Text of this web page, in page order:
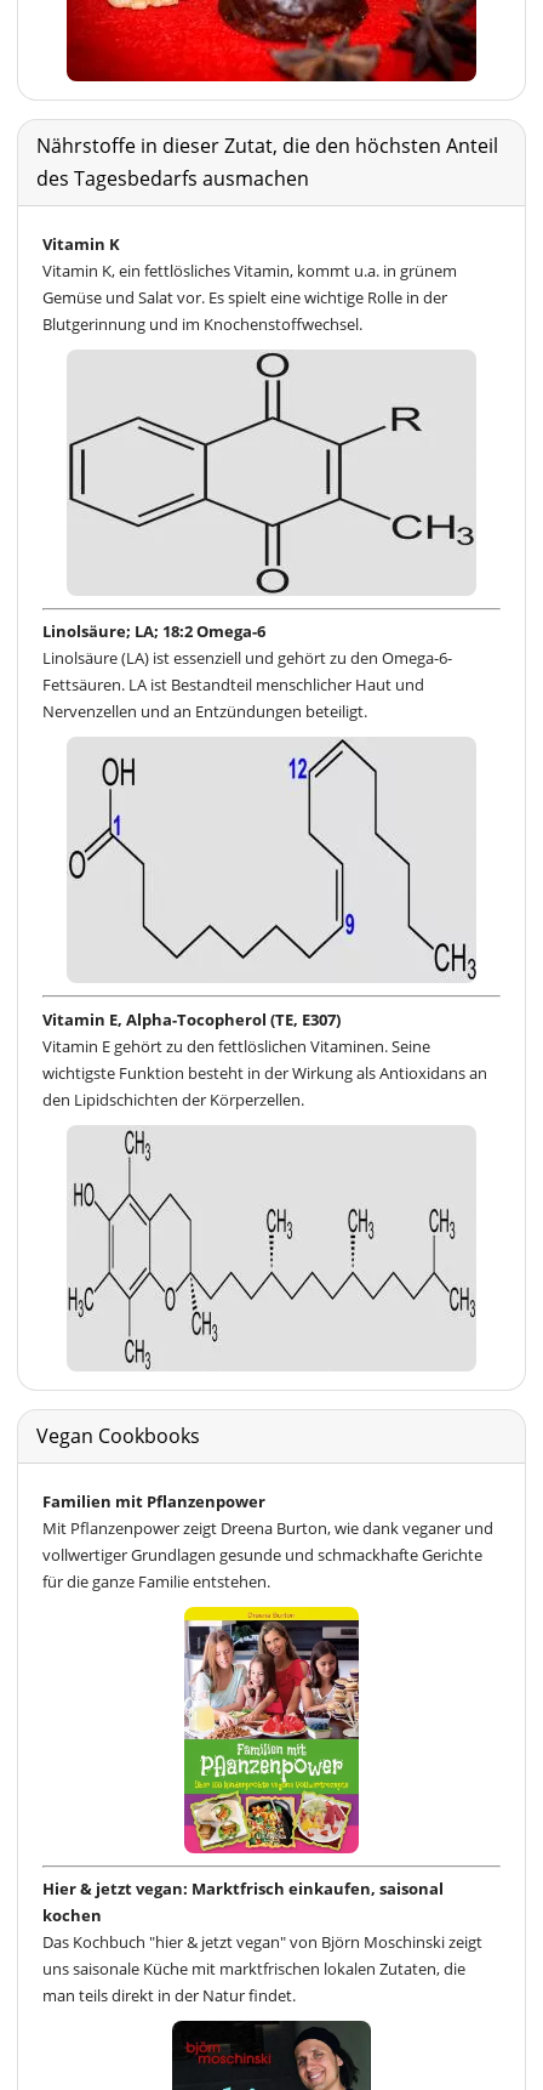
Nährstoffe in dieser Zutat, die den höchsten Anteil
des Tagesbedarfs ausmachen
Vitamin K
Vitamin K, ein fettlösliches Vitamin, kommt u.a. in grünem
Gemüse und Salat vor. Es spielt eine wichtige Rolle in der
Blutgerinnung und im Knochenstoffwechsel.
Linolsäure; LA; 18:2 Omega-6
Linolsäure (LA) ist essenziell und gehört zu den Omega-6-
Fettsäuren. LA ist Bestandteil menschlicher Haut und
Nervenzellen und an Entzündungen beteiligt.
Vitamin E, Alpha-Tocopherol (TE, E307)
Vitamin E gehört zu den fettlöslichen Vitaminen. Seine
wichtigste Funktion besteht in der Wirkung als Antioxidans an
den Lipidschichten der Körperzellen.
Vegan Cookbooks
Familien mit Pflanzenpower
Mit Pflanzenpower zeigt Dreena Burton, wie dank veganer und
vollwertiger Grundlagen gesunde und schmackhafte Gerichte
für die ganze Familie entstehen.
Hier & jetzt vegan: Marktfrisch einkaufen, saisonal
kochen
Das Kochbuch "hier & jetzt vegan" von Björn Moschinski zeigt
uns saisonale Küche mit marktfrischen lokalen Zutaten, die
man teils direkt in der Natur findet.